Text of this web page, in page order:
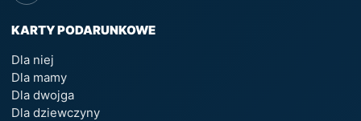
KARTY PODARUNKOWE
Dla niej
Dla mamy
Dla dwojga
Dla dziewczyny